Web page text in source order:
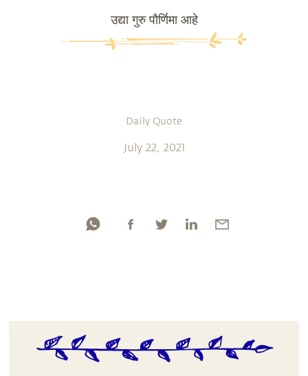
उद्या गुरु पौर्णिमा आहे
Daily Quote
July 22, 2021